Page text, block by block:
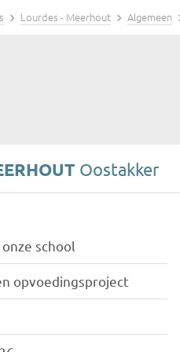
Lourdes - Meerhout Algemeen
Oostakker
school
opvoedingsproject